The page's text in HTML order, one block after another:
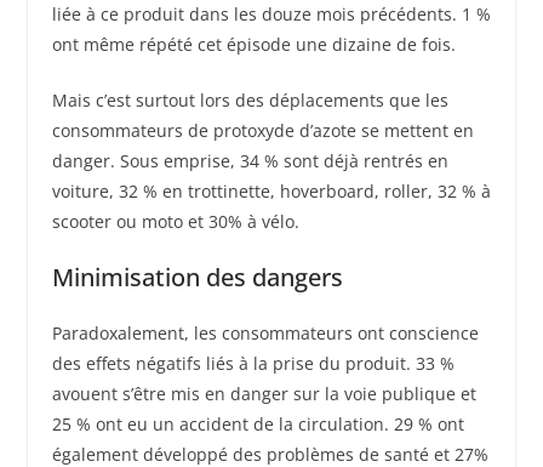
liée à ce produit dans les douze mois précédents. 1 %
ont même répété cet épisode une dizaine de fois.
Mais c’est surtout lors des déplacements que les
consommateurs de protoxyde d’azote se mettent en
danger. Sous emprise, 34 % sont déjà rentrés en
voiture, 32 % en trottinette, hoverboard, roller, 32 % à
scooter ou moto et 30% à vélo.
Minimisation des dangers
Paradoxalement, les consommateurs ont conscience
des effets négatifs liés à la prise du produit. 33 %
avouent s’être mis en danger sur la voie publique et
25 % ont eu un accident de la circulation. 29 % ont
également développé des problèmes de santé et 27%